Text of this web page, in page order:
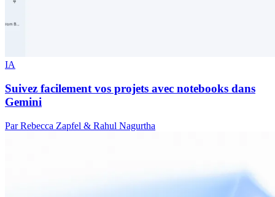
IA
Suivez facilement vos projets avec notebooks dans
Gemini
Par Rebecca Zapfel & Rahul Nagurtha